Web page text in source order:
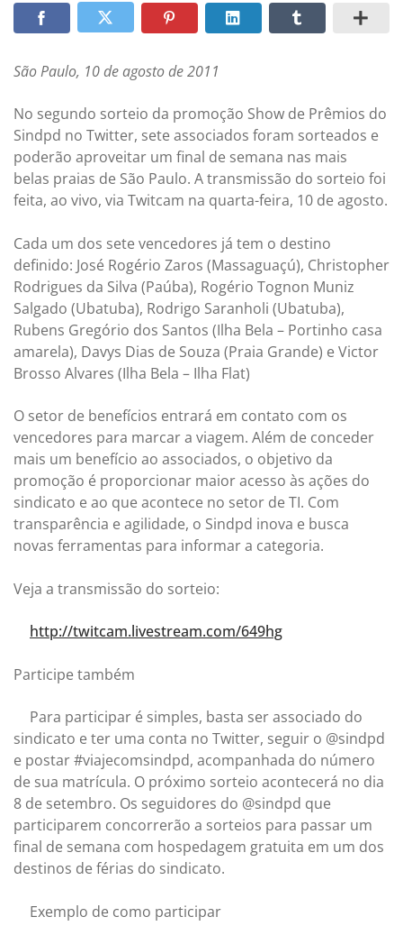
São Paulo, 10 de agosto de 2011
No segundo sorteio da promoção Show de Prêmios do
Sindpd no Twitter, sete associados foram sorteados e
poderão aproveitar um final de semana nas mais
belas praias de São Paulo. A transmissão do sorteio foi
feita, ao vivo, via Twitcam na quarta-feira, 10 de agosto.
Cada um dos sete vencedores já tem o destino
definido: José Rogério Zaros (Massaguaçú), Christopher
Rodrigues da Silva (Paúba), Rogério Tognon Muniz
Salgado (Ubatuba), Rodrigo Saranholi (Ubatuba),
Rubens Gregório dos Santos (Ilha Bela – Portinho casa
amarela), Davys Dias de Souza (Praia Grande) e Victor
Brosso Alvares (Ilha Bela – Ilha Flat)
O setor de benefícios entrará em contato com os
vencedores para marcar a viagem. Além de conceder
mais um benefício ao associados, o objetivo da
promoção é proporcionar maior acesso às ações do
sindicato e ao que acontece no setor de TI. Com
transparência e agilidade, o Sindpd inova e busca
novas ferramentas para informar a categoria.
Veja a transmissão do sorteio:
http://twitcam.livestream.com/649hg
Participe também
Para participar é simples, basta ser associado do
sindicato e ter uma conta no Twitter, seguir o @sindpd
e postar #viajecomsindpd, acompanhada do número
de sua matrícula. O próximo sorteio acontecerá no dia
8 de setembro. Os seguidores do @sindpd que
participarem concorrerão a sorteios para passar um
final de semana com hospedagem gratuita em um dos
destinos de férias do sindicato.
Exemplo de como participar